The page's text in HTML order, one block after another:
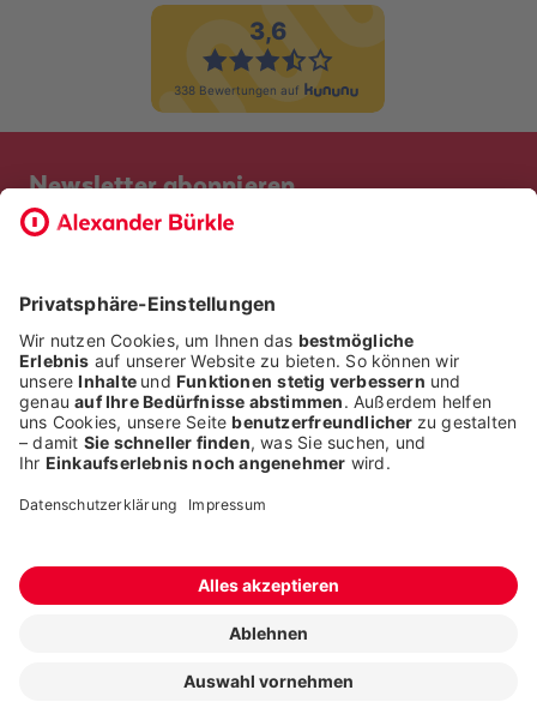
Newsletter abonnieren
Bevor Sie sich anmelden, möchten wir wissen, ob Sie bereits
ICH BIN BEREITS KUNDE
ICH BIN KEIN KUNDE